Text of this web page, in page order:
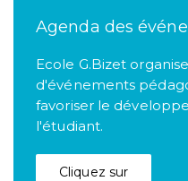
Agenda des
Ecole G.Bizet
d'événements
favoriser le
l'étudiant.
Cliquez sur